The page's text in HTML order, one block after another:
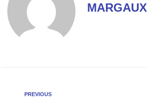
MARGAUX
PREVIOUS